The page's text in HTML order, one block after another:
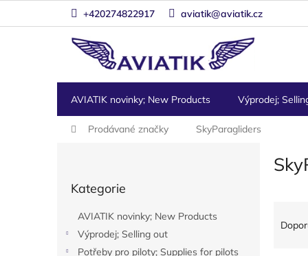
+420274822917 aviatik@aviatik.cz
AVIATIK novinky; New Products Výprodej;
Prodávané značky SkyParagliders
kategorie
Kategorie
AVIATIK novinky; New Products
Výprodej; Selling out
Potřeby pro piloty; Supplies for pilots